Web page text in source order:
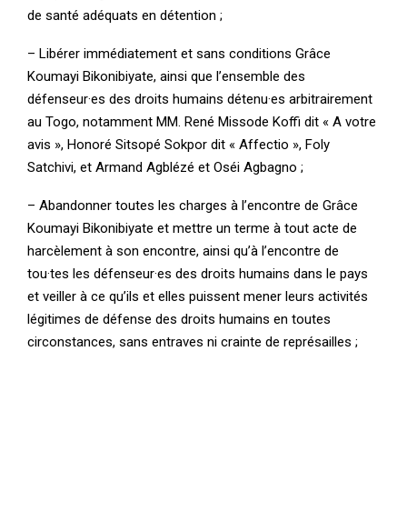
de santé adéquats en détention ;
– Libérer immédiatement et sans conditions Grâce
Koumayi Bikonibiyate, ainsi que l’ensemble des
défenseur·es des droits humains détenu·es arbitrairement
au Togo, notamment MM. René Missode Koffi dit « A votre
avis », Honoré Sitsopé Sokpor dit « Affectio », Foly
Satchivi, et Armand Agblézé et Oséi Agbagno ;
– Abandonner toutes les charges à l’encontre de Grâce
Koumayi Bikonibiyate et mettre un terme à tout acte de
harcèlement à son encontre, ainsi qu’à l’encontre de
tou·tes les défenseur·es des droits humains dans le pays
et veiller à ce qu’ils et elles puissent mener leurs activités
légitimes de défense des droits humains en toutes
circonstances, sans entraves ni crainte de représailles ;